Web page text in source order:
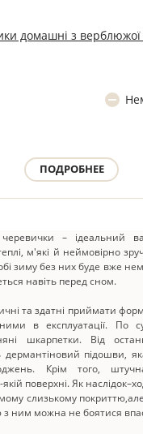
– ідеальний
м'які й неймовірно
зиму без них буде вже
навіть перед сном.
та здатні приймати
в експлуатації. По
шкарпетки. Від
дермантіновий підошви,
Крім того,
поверхні. Як
слизькому
ним можна не боятися
домашні з верблюжої
ПОДРОБНЕЕ